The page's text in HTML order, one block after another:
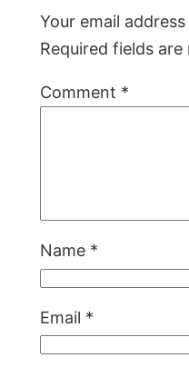
Your email
Required fields are
Comment *
Name *
Email *